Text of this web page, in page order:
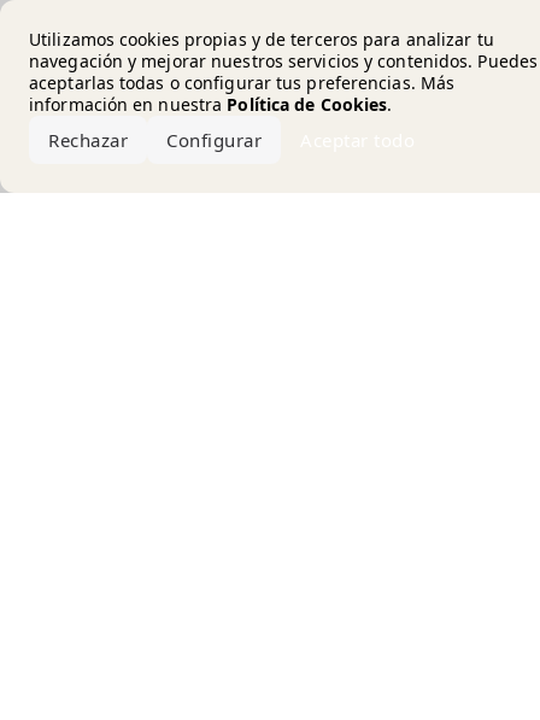
Utilizamos cookies propias y de terceros para analizar tu
navegación y mejorar nuestros servicios y contenidos. Puedes
aceptarlas todas o configurar tus preferencias. Más
información en nuestra Política de Cookies.
Rechazar Configurar
Error loading the brand